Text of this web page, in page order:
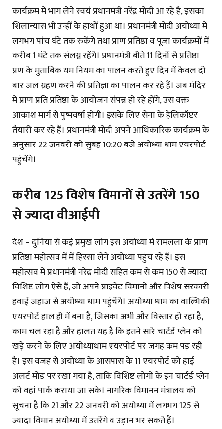
कार्यक्रम में भाग लेने स्वयं प्रधानमंत्री नरेंद्र मोदी आ रहे हैं, इसका
शिलान्यास भी उन्हीं के हाथों हुआ था। प्रधानमंत्री मोदी अयोध्या में
लगभग पांच घंटे तक रुकेंगे तथा प्राण प्रतिष्ठा व पूजा कार्यक्रमों में
करीब 1 घंटे तक संलग्न रहेंगे। प्रधानमंत्री बीते 11 दिनों से प्रतिष्ठा
प्रण के मुताबिक यम नियम का पालन करते हुए दिन में केवल दो
बार जल ग्रहण करने की प्रतिज्ञा का पालन कर रहे हैं। जब मंदिर
में प्राण प्रति प्रतिष्ठा के आयोजन संपन्न हो रहे होंगे, उस वक्त
आकाश मार्ग से पुष्पवर्षा होगी। इसके लिए सेना के हेलिकॉप्टर
तैयारी कर रहे हैं। प्रधानमंत्री मोदी अपने आधिकारिक कार्यक्रम के
अनुसार 22 जनवरी को सुबह 10:20 बजे अयोध्या धाम एयरपोर्ट
पहुंचेंगे।
करीब 125 विशेष विमानों से उतरेंगे 150
से ज्यादा वीआईपी
देश – दुनिया से कई प्रमुख लोग इस अयोध्या में रामलला के प्राण
प्रतिष्ठा महोत्सव में में हिस्सा लेने अयोध्या पहुंच रहे हैं। इस
महोत्सव में प्रधानमंत्री नरेंद्र मोदी सहित कम से कम 150 से ज्यादा
विशिष्ट लोग ऐसे हैं, जो अपने प्राइवेट विमानों और विशेष सरकारी
हवाई जहाज से अयोध्या धाम पहुंचेंगे। अयोध्या धाम का वाल्मिकी
एयरपोर्ट हाल ही में बना है, जिसका अभी और विस्तार हो रहा है,
काम चल रहा है और हालत यह है कि इतने सारे चार्टर्ड प्लेन को
खड़े करने के लिए अयोध्याधाम एयरपोर्ट पर जगह कम पड़ रही
है। इस वजह से अयोध्या के आसपास के 11 एयरपोर्ट को हाई
अलर्ट मोड पर रखा गया है, ताकि विशिष्ट लोगों के इन चार्टर्ड प्लेन
को वहां पार्क कराया जा सके। नागरिक विमानन मंत्रालय को
सूचना है कि 21 और 22 जनवरी को अयोध्या में लगभग 125 से
ज्यादा विमान अयोध्या में उतरेंगे व उड़ान भर सकते हैं।